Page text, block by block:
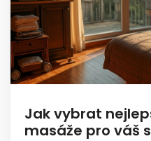
Jak vybrat
masáže pro váš